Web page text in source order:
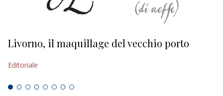
Livorno, il maquillage del vecchio porto
Editoriale